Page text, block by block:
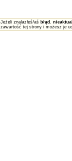
Jeżeli znalazłeś/aś błąd ,
zawartość tej strony i możesz je